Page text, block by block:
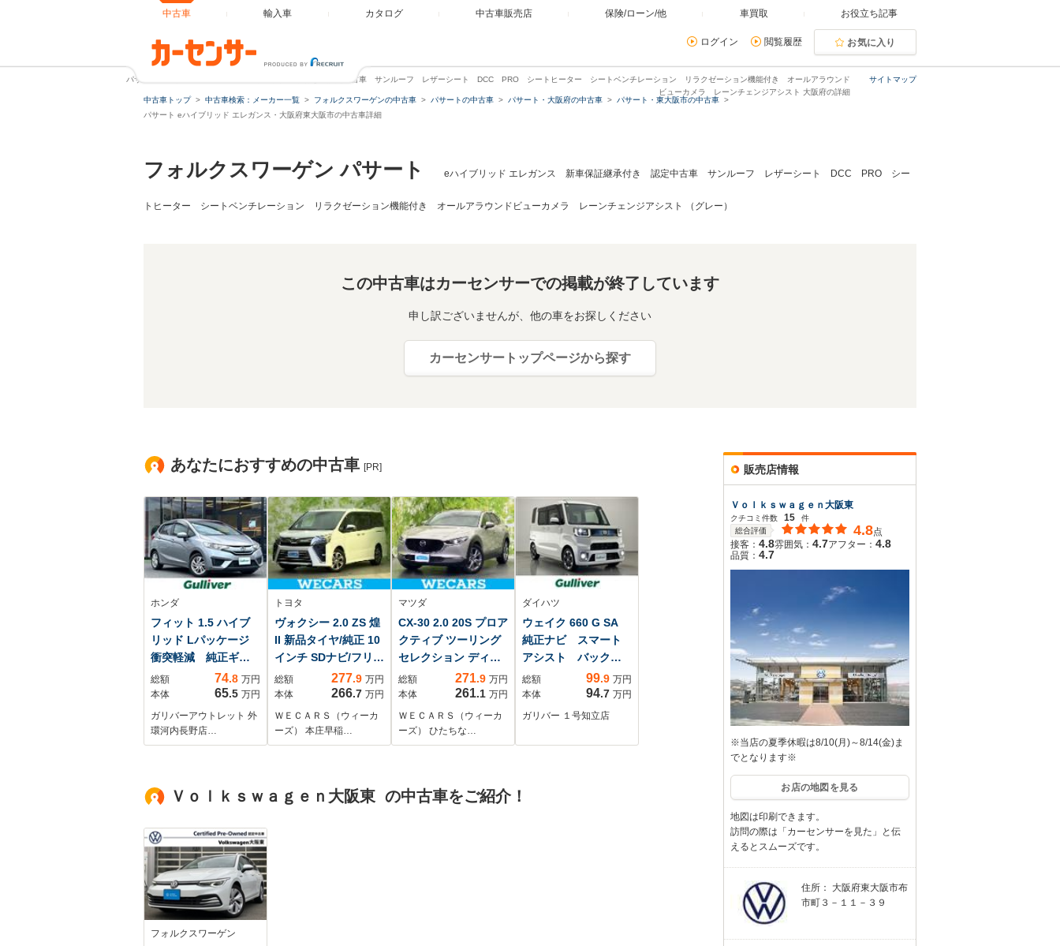
中古車 輸入車 カタログ 中古車販売店 保険/ローン/他 車買取 お役立ち記事
ログイン 閲覧履歴 お気に入り
サイトマップ
パサート eハイブリッド エレガンス 新車保証継承付き 認定中古車 サンルーフ レザーシート DCC PRO シートヒーター シートベンチレーション リラクゼーション機能付き オールアラウンド
ビューカメラ レーンチェンジアシスト 大阪府の詳細
中古車トップ
中古車検索：メーカー一覧 フォルクスワーゲンの中古車 パサートの中古車 パサート・大阪府の中古車
パサート・東大阪市の中古車
パサート eハイブリッド エレガンス・大阪府東大阪市の中古車詳細
フォルクスワーゲン パサート eハイブリッド エレガンス 新車保証継承付き 認定中古車 サンルーフ レザーシート DCC PRO シー
トヒーター シートベンチレーション リラクゼーション機能付き オールアラウンドビューカメラ レーンチェンジアシスト （グレー）
この中古車はカーセンサーでの掲載が終了しています
申し訳ございませんが、他の車をお探しください
カーセンサートップページから探す
あなたにおすすめの中古車 [PR]
ホンダ
フィット 1.5 ハイブ
リッド Lパッケージ
衝突軽減 純正ギャ
ザーズナビ 黒ハー
フレザーシート ク
ルーズコントロー
ル 前後ドラレコ
バックカメラ
ッドライト スマー
ミラー
総額 74.8 万円
本体
65.5 万円
ガリバーアウトレット 外
環河内長野店…
トヨタ
ヴォクシー 2.0 ZS 煌
II 新品タイヤ/純正 10
インチ SDナビ/フリッ
プダウンモニター 純
正 12.8インチ/トヨタ
セーフティセンス/両
側電動スライドドア/
車線逸脱防止支援シ
総額 277.9 万円
本体
266.7 万円
ＷＥＣＡＲＳ（ウィーカ
ーズ） 本庄早稲…
マツダ
CX-30 2.0 20S プロア
クティブ ツーリング
セレクション ディス
プレイオーディオ+ナ
ビ12.3インチ/アイア
クティブセンス(マツ
ダ)/シートヒーター 前
席/全方位モニター/車
ー
総額 271.9 万円
本体
261.1 万円
ＷＥＣＡＲＳ（ウィーカ
ーズ） ひたちな…
ダイハツ
ウェイク 660 G SA
純正ナビ スマート
アシスト バックカ
メラ ETC ドライ
ブレコーダー フル
セグTV DVD 両側
ア LEDオートライ
総額 99.9 万円
本体
94.7 万円
ガリバー １号知立店
Ｖｏｌｋｓｗａｇｅｎ大阪東 の中古車をご紹介！
フォルクスワーゲン
販売店情報
Ｖｏｌｋｓｗａｇｅｎ大阪東
クチコミ件数 15
件
総合評価
4.8点
接客： 4.8雰囲気： 4.7アフター： 4.8
品質： 4.7
※当店の夏季休暇は8/10(月)～8/14(金)ま
でとなります※
お店の地図を見る
地図は印刷できます。
訪問の際は「カーセンサーを見た」と伝
えるとスムーズです。
住所： 大阪府東大阪市布
市町３－１１－３９